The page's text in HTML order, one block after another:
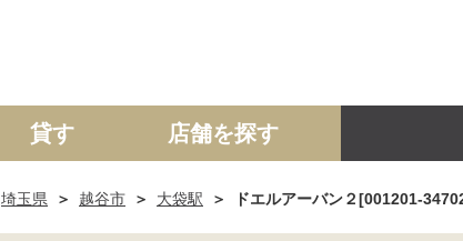
マンション 土地 事業投資用
貸す 店舗を探す
埼玉県 越谷市 大袋駅 ドエルアーバン２[001201-